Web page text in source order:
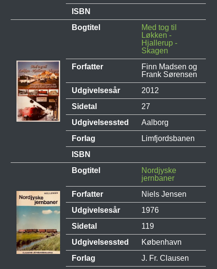
ISBN
Bogtitel
Med tog til
Løkken -
Hjallerup -
Skagen
Forfatter
Finn Madsen og
Frank Sørensen
Udgivelsesår
2012
Sidetal
27
Udgivelsessted
Aalborg
Forlag
Limfjordsbanen
ISBN
Bogtitel
Nordjyske
jernbaner
Forfatter
Niels Jensen
Udgivelsesår
1976
Sidetal
119
Udgivelsessted
København
Forlag
J. Fr. Clausen